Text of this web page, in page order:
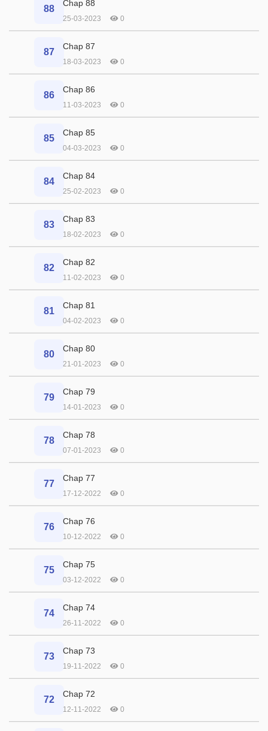
88
Chap 88
25-03-2023 0
87
Chap 87
18-03-2023 0
86
Chap 86
11-03-2023 0
85
Chap 85
04-03-2023 0
84
Chap 84
25-02-2023 0
83
Chap 83
18-02-2023 0
82
Chap 82
11-02-2023 0
81
Chap 81
04-02-2023 0
80
Chap 80
21-01-2023 0
79
Chap 79
14-01-2023 0
78
Chap 78
07-01-2023 0
77
Chap 77
17-12-2022 0
76
Chap 76
10-12-2022 0
75
Chap 75
03-12-2022 0
74
Chap 74
26-11-2022 0
73
Chap 73
19-11-2022 0
72
Chap 72
12-11-2022 0